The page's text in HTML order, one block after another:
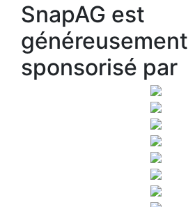
SnapAG est
généreusement
sponsorisé par